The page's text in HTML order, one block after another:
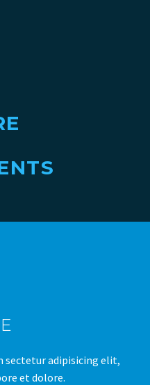
sectetur adipisicing elit,
et dolore.